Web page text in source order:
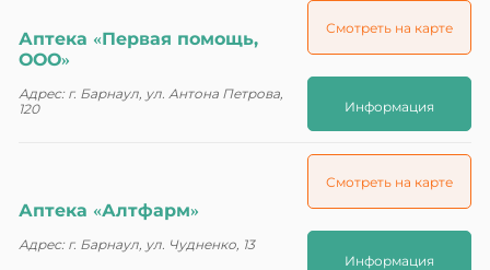
Аптека «Первая помощь,
ООО»
Адрес: г. Барнаул, ул. Антона Петрова,
120
Смотреть на карте
Информация
Аптека «Алтфарм»
Адрес: г. Барнаул, ул. Чудненко, 13
Смотреть на карте
Информация